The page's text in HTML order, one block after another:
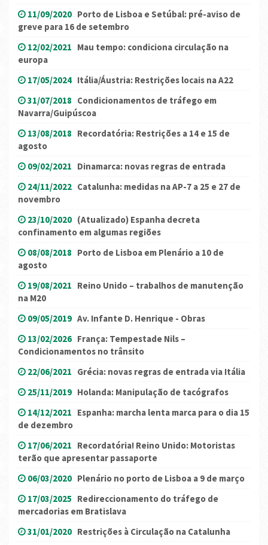
11/09/2020 Porto de Lisboa e Setúbal: pré-aviso de
greve para 16 de setembro
12/02/2021 Mau tempo: condiciona circulação na
europa
17/05/2024 Itália/Áustria: Restrições locais na A22
31/07/2018 Condicionamentos de tráfego em
Navarra/Guipúscoa
13/08/2018 Recordatória: Restrições a 14 e 15 de
agosto
09/02/2021 Dinamarca: novas regras de entrada
24/11/2022 Catalunha: medidas na AP-7 a 25 e 27 de
novembro
23/10/2020 (Atualizado) Espanha decreta
confinamento em algumas regiões
08/08/2018 Porto de Lisboa em Plenário a 10 de
agosto
19/08/2021 Reino Unido – trabalhos de manutenção
na M20
09/05/2019 Av. Infante D. Henrique - Obras
13/02/2026 França: Tempestade Nils –
Condicionamentos no trânsito
22/06/2021 Grécia: novas regras de entrada via Itália
25/11/2019 Holanda: Manipulação de tacógrafos
14/12/2021 Espanha: marcha lenta marca para o dia 15
de dezembro
17/06/2021 Recordatória! Reino Unido: Motoristas
terão que apresentar passaporte
06/03/2020 Plenário no porto de Lisboa a 9 de março
17/03/2025 Redireccionamento do tráfego de
mercadorias em Bratislava
31/01/2020 Restrições à Circulação na Catalunha